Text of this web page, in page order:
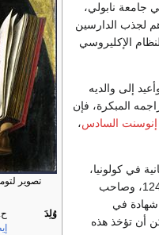
تصوير
وُلِدَ
ح.
جامعة نابولي،
لجذب الدارسين
الإكليروسي
إلى والديه
المبكرة، فإن
إنوسنت السادس،
في كولونيا،
. وصل توما إلى هناك في أواخر 1244، وصاحب
شهادة في
أن تؤخذ هذه